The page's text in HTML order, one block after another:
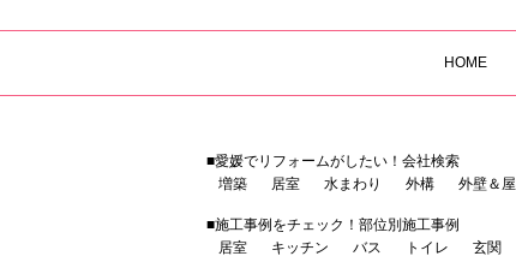
HOME
■愛媛でリフォームがしたい！会社検索
増築
居室 水まわり 外構 外壁＆
■施工事例をチェック！部位別施工事例
居室
キッチン バス トイレ 玄関